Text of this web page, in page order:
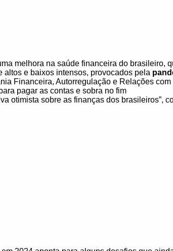
melhora na saúde financeira do brasileiro,
altos e baixos intensos, provocados pela
Financeira, Autorregulação e Relações
pagar as contas e sobra no fim
otimista sobre as finanças dos brasileiros”,